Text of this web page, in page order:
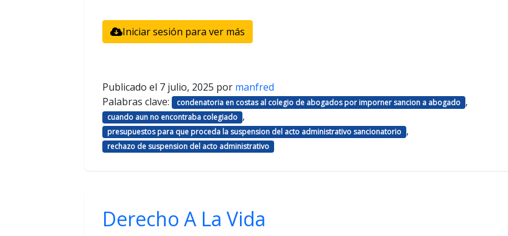
Iniciar sesión para ver más
Publicado el 7 julio, 2025 por manfred
Palabras clave:
condenatoria en costas al colegio de abogados por imporner sancion a abogado ,
cuando aun no encontraba colegiado ,
presupuestos para que proceda la suspension del acto administrativo sancionatorio ,
rechazo de suspension del acto administrativo
Derecho A La Vida